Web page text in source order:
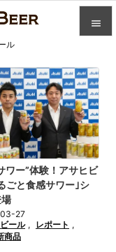


人気記

前へ

次へ

ル
ワー”体験！アサヒビ
ごと食感サワー｣シ
27
ール , レポート ,
商品